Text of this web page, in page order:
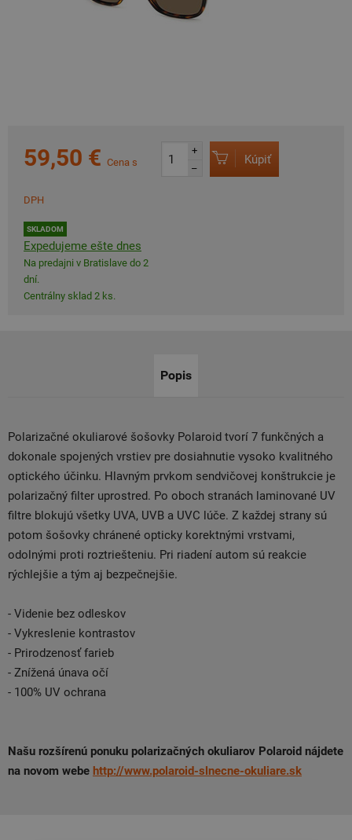
59,50 € Cena s
DPH
SKLADOM
Expedujeme ešte dnes
Na predajni v Bratislave do 2
dní.
Centrálny sklad 2 ks.
+
–
Kúpiť
Popis
Polarizačné okuliarové šošovky Polaroid tvorí 7 funkčných a
dokonale spojených vrstiev pre dosiahnutie vysoko kvalitného
optického účinku. Hlavným prvkom sendvičovej konštrukcie je
polarizačný filter uprostred. Po oboch stranách laminované UV
filtre blokujú všetky UVA, UVB a UVC lúče. Z každej strany sú
potom šošovky chránené opticky korektnými vrstvami,
odolnými proti roztriešteniu. Pri riadení autom sú reakcie
rýchlejšie a tým aj bezpečnejšie.
- Videnie bez odleskov
- Vykreslenie kontrastov
- Prirodzenosť farieb
- Znížená únava očí
- 100% UV ochrana
Našu rozšírenú ponuku polarizačných okuliarov Polaroid nájdete
na novom webe http://www.polaroid-slnecne-okuliare.sk